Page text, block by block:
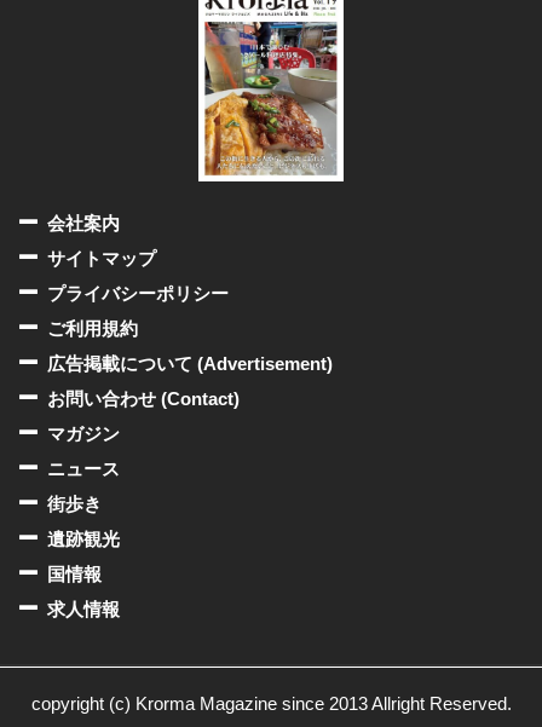
会社案内
サイトマップ
プライバシーポリシー
ご利用規約
広告掲載について (Advertisement)
お問い合わせ (Contact)
マガジン
ニュース
街歩き
遺跡観光
国情報
求人情報
copyright (c) Krorma Magazine since 2013 Allright Reserved.